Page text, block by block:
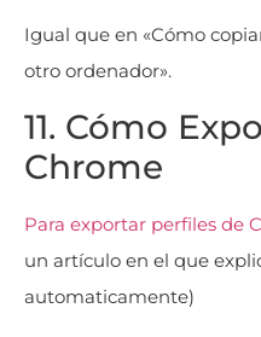
Igual que en «Cómo
otro ordenador».
11. Cómo
Chrome
Para exportar perfiles de
un artículo en el que
automaticamente)